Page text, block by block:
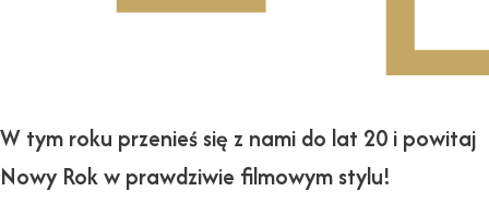
W tym roku przenieś się z nami do lat 20 i powitaj
Nowy Rok w prawdziwie filmowym stylu!